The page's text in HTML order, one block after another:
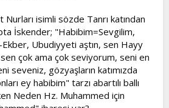
isimli sözde Tanrı katından
İskender; "Habibim=Sevgilim,
Ekber, Ubudiyyeti aştın, sen Hayy
sen çok ama çok seviyorum, seni en
seveniz, gözyaşların katımızda
ey habibim" tarzı abartılı ballı
Neden Hz. Muhammed için